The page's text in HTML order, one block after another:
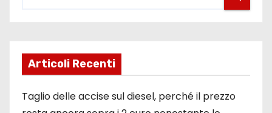
Articoli Recenti
Taglio delle accise sul diesel, perché il prezzo